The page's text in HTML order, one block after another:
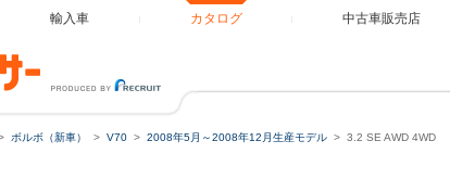
輸入車 カタログ 中古車販売店
ボルボ（新車） V70 2008年5月～2008年12月生産モデル 3.2 SE AWD 4WD